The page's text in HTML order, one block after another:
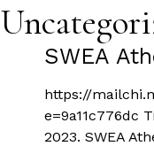
SWEA
https://
e=9a11c776dc
2023. SWEA